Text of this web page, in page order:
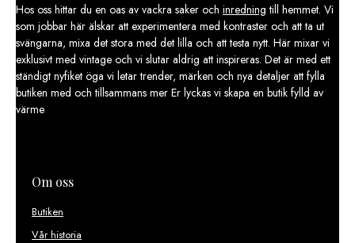
Hos oss hittar du en oas av vackra saker och inredning till hemmet. Vi
som jobbar här älskar att experimentera med kontraster och att ta ut
svängarna, mixa det stora med det lilla och att testa nytt. Här mixar vi
exklusivt med vintage och vi slutar aldrig att inspireras. Det är med ett
ständigt nyfiket öga vi letar trender, märken och nya detaljer att fylla
butiken med och tillsammans mer Er lyckas vi skapa en butik fylld av
värme
Om oss
Butiken
Vår historia